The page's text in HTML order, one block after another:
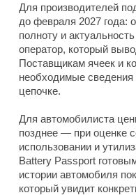
Для производителей
до февраля 2027 года:
полноту и
оператор, который
Поставщикам ячеек и
необходимые сведения
цепочке.
Для автомобилиста
позднее — при оценке
использовании и
Battery Passport
истории автомобиля
который увидит